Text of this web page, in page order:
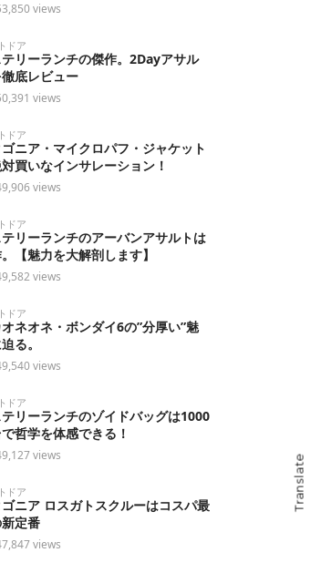
views
ドア
テリーランチの傑作。2Dayアサル
徹底レビュー
views
ドア
ニア・マイクロパフ・ジャケット
買いなインサレーション！
views
ドア
テリーランチのアーバンアサルトは
【魅力を大解剖します】
views
ドア
ネオネ・ボンダイ6の”分厚い”魅
る。
views
ドア
テリーランチのゾイドバッグは1000
哲学を体感できる！
views
ドア
ニア ロスガトスクルーはコスパ最
定番
views
Translate